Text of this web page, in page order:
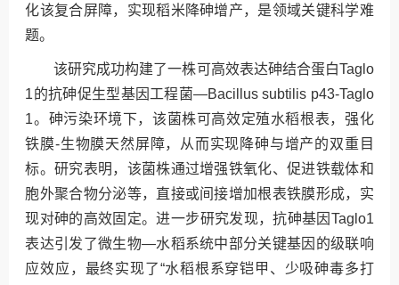
化该复合屏障，实现稻米降砷增产，是领域关键科学难
题。
该研究成功构建了一株可高效表达砷结合蛋白Taglo
1的抗砷促生型基因工程菌—Bacillus subtilis p43-Taglo
1。砷污染环境下，该菌株可高效定殖水稻根表，强化
铁膜-生物膜天然屏障，从而实现降砷与增产的双重目
标。研究表明，该菌株通过增强铁氧化、促进铁载体和
胞外聚合物分泌等，直接或间接增加根表铁膜形成，实
现对砷的高效固定。进一步研究发现，抗砷基因Taglo1
表达引发了微生物—水稻系统中部分关键基因的级联响
应效应，最终实现了“水稻根系穿铠甲、少吸砷毒多打